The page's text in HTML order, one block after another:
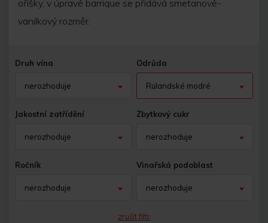
oříšky, v úpravě barrique se přidává smetanově-
vanilkový rozměr.
Druh vína
nerozhoduje
Odrůda
Rulandské modré
Jakostní zatřídění
nerozhoduje
Zbytkový cukr
nerozhoduje
Ročník
nerozhoduje
Vinařská podoblast
nerozhoduje
zrušit filtr